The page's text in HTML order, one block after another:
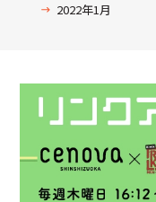
2022年1月